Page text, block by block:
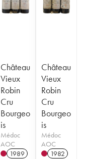
Château
Vieux
Robin
Cru
Bourgeo
is
Médoc
AOC
1989
Château
Vieux
Robin
Cru
Bourgeo
is
Médoc
AOC
1982